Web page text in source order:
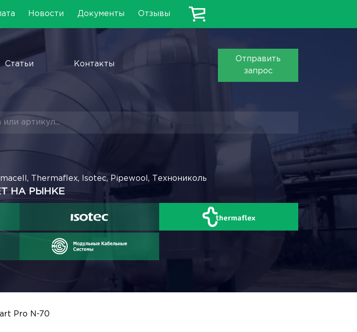
Новости Документы Отзывы
Статьи Контакты
Отправить
запрос
Thermaflex, Isotec, Pipewool, Технониколь
НА РЫНКЕ
Pro N-70